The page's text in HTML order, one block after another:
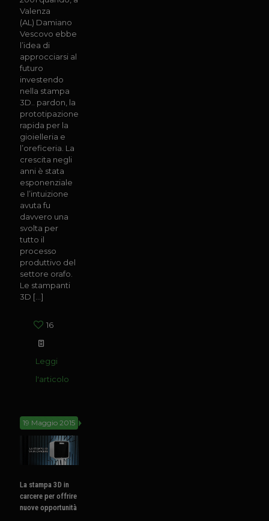
Valenza
(AL) Damiano
Vescovo ebbe
l’idea di
approcciarsi al
futuro
investendo
nella stampa
3D.. pardon, la
prototipazione
rapida per la
gioielleria e
l’oreficeria. La
crescita negli
anni è stata
esponenziale
e l’intuizione
avuta fu
davvero una
svolta per
tutto il
processo
produttivo del
settore orafo.
Le stampanti
3D […]
16
Leggi
l'articolo
19 Maggio 2015
La stampa 3D in
carcere per offrire
nuove opportunità